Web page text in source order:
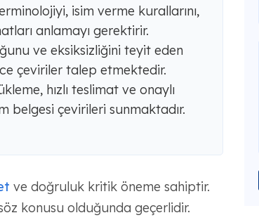
isim verme kurallarını,
anlamayı gerektirir.
ve eksiksizliğini teyit eden
çeviriler talep etmektedir.
hızlı teslimat ve onaylı
belgesi çevirileri sunmaktadır.
ve doğruluk kritik öneme sahiptir.
konusu olduğunda geçerlidir.